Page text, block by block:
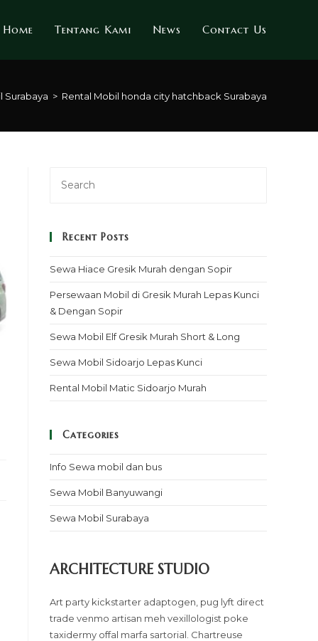
Home Tentang Kami News Contact Us
Surabaya > Rental Mobil honda city hatchback Surabaya
Recent Posts
Sewa Hiace Gresik Murah dengan Sopir
Persewaan Mobil di Gresik Murah Lepas Kunci
& Dengan Sopir
Sewa Mobil Elf Gresik Murah Short & Long
Sewa Mobil Sidoarjo Lepas Kunci
Rental Mobil Matic Sidoarjo Murah
Categories
Info Sewa mobil dan bus
Sewa Mobil Banyuwangi
Sewa Mobil Surabaya
ARCHITECTURE STUDIO
Art party kickstarter adaptogen, pug lyft direct
trade venmo artisan meh vexillologist poke
taxidermy offal marfa sartorial. Chartreuse